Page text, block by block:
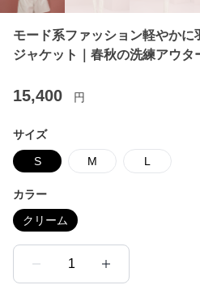
モード系ファッション軽やか
ジャケット｜春秋の洗練アウタ
15,400 円
サイズ
S M L
カラー
クリーム
1